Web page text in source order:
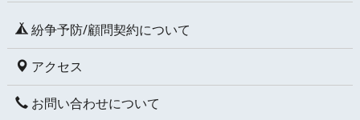
紛争予防/顧問契約について
アクセス
お問い合わせについて